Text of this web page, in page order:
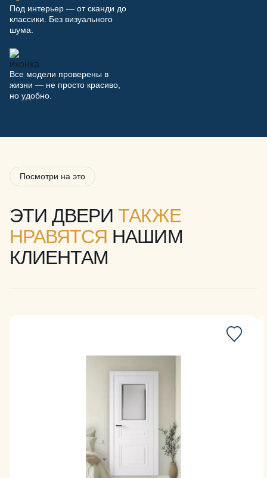
Под интерьер — от сканди до
классики. Без визуального
шума.
Все модели проверены в
жизни — не просто красиво,
но удобно.
Посмотри на это
ЭТИ ДВЕРИТАКЖЕ
НРАВЯТСЯ НАШИМ
КЛИЕНТАМ